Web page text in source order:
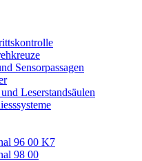
Sensorpassagen
Leserstandsäulen
96 00 K7
98 00